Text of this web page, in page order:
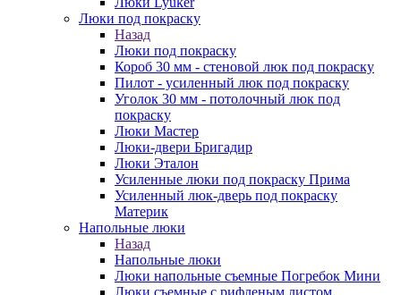
Люки под покраску
Назад
Люки под покраску
Короб 30 мм - стеновой люк под покраску
Пилот - усиленный люк под покраску
Уголок 30 мм - потолочный люк под
покраску
Люки Мастер
Люки-двери Бригадир
Люки Эталон
Усиленные люки под покраску Прима
Усиленный люк-дверь под покраску
Материк
Напольные люки
Назад
Напольные люки
Люки напольные съемные Погребок Мини
Люки съемные с рифленым листом